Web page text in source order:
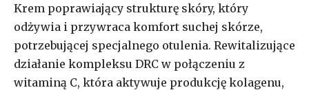
Krem poprawiający strukturę skóry, który
odżywia i przywraca komfort suchej skórze,
potrzebującej specjalnego otulenia. Rewitalizujące
działanie kompleksu DRC w połączeniu z
witaminą C, która aktywuje produkcję kolagenu,